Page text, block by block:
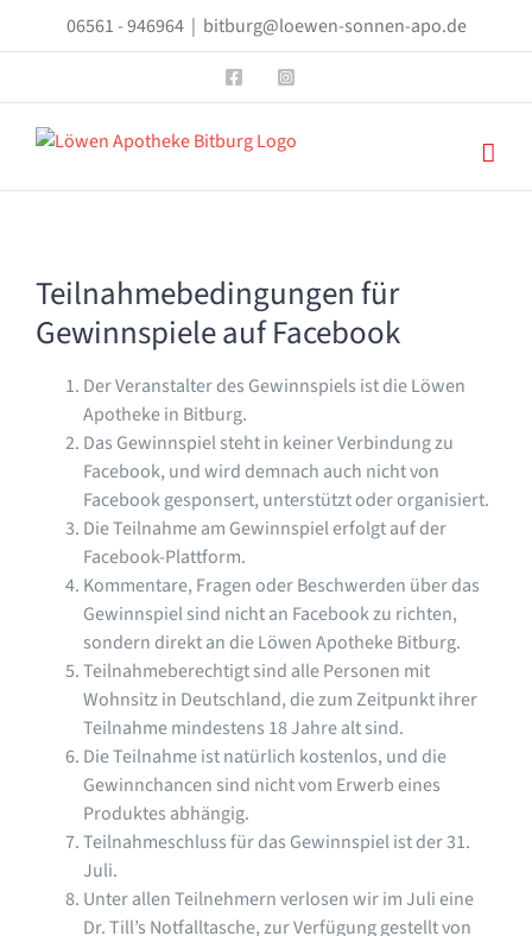
06561 - 946964 | bitburg@loewen-sonnen-apo.de
FacebookInstagram
Teilnahmebedingungen für
Gewinnspiele auf Facebook
Der Veranstalter des Gewinnspiels ist die Löwen
Apotheke in Bitburg.
Das Gewinnspiel steht in keiner Verbindung zu
Facebook, und wird demnach auch nicht von
Facebook gesponsert, unterstützt oder organisiert.
Die Teilnahme am Gewinnspiel erfolgt auf der
Facebook-Plattform.
Kommentare, Fragen oder Beschwerden über das
Gewinnspiel sind nicht an Facebook zu richten,
sondern direkt an die Löwen Apotheke Bitburg.
Teilnahmeberechtigt sind alle Personen mit
Wohnsitz in Deutschland, die zum Zeitpunkt ihrer
Teilnahme mindestens 18 Jahre alt sind.
Die Teilnahme ist natürlich kostenlos, und die
Gewinnchancen sind nicht vom Erwerb eines
Produktes abhängig.
Teilnahmeschluss für das Gewinnspiel ist der 31.
Juli.
Unter allen Teilnehmern verlosen wir im Juli eine
Dr. Till’s Notfalltasche, zur Verfügung gestellt von